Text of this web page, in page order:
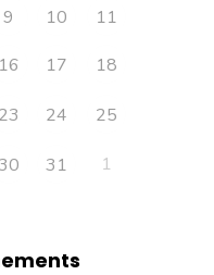
9 10
11
16 17 18
23 24 25
31 1